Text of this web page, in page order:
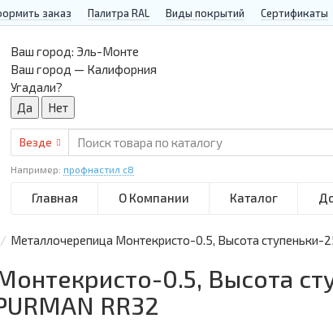
заказ Палитра RAL Виды покрытий Сертификаты
Ваш город: Эль-Монте
Ваш город — Калифорния
Угадали?
Везде
Например: профнастил с8
Главная О Компании Каталог
Металлочерепица Монтекристо-0.5, Высота
0.5, Высота
RR32